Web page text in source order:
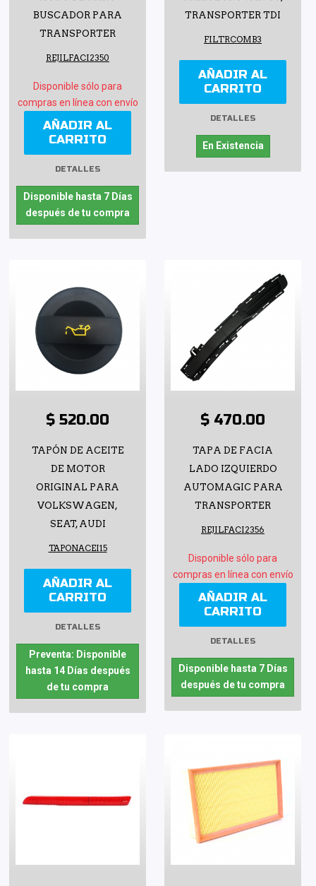
BUSCADOR PARA
TRANSPORTER
REJILFACI2350
Disponible sólo para
compras en línea con envío
AÑADIR AL
CARRITO
DETALLES
Disponible hasta 7 Días
después de tu compra
TRANSPORTER TDI
FILTRCOMB3
AÑADIR AL
CARRITO
DETALLES
En Existencia
$ 520.00
TAPÓN DE ACEITE
DE MOTOR
ORIGINAL PARA
VOLKSWAGEN,
SEAT, AUDI
TAPONACEI15
AÑADIR AL
CARRITO
DETALLES
Preventa: Disponible
hasta 14 Días después
de tu compra
$ 470.00
TAPA DE FACIA
LADO IZQUIERDO
AUTOMAGIC PARA
TRANSPORTER
REJILFACI2356
Disponible sólo para
compras en línea con envío
AÑADIR AL
CARRITO
DETALLES
Disponible hasta 7 Días
después de tu compra